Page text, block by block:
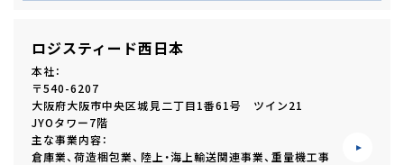
ロジスティード西日本
本社：
〒540-6207
大阪府大阪市中央区城見二丁目1番61号 ツイン21
JYOタワー7階
主な事業内容：
倉庫業、荷造梱包業、陸上・海上輸送関連事業、重量機工事